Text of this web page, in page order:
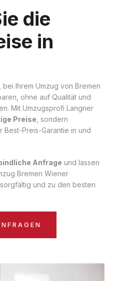
die
in
Ihrem Umzug von Bremen
ohne auf Qualität und
Mit Umzugsprofi Langner
Preise , sondern
Preis-Garantie in und
Anfrage und lassen
Bremen Wiener
und zu den besten